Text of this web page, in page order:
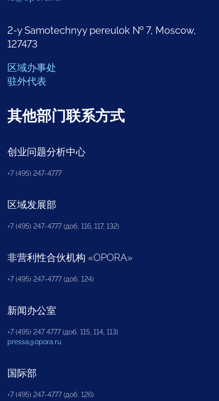
2-y Samotechnyy pereulok № 7, Moscow,
127473
区域办事处
驻外代表
其他部门联系方式
创业问题分析中心
+7 (495) 247-4777
区域发展部
+7 (495) 247-4777 (доб. 116, 117, 132)
非营利性合伙机构 «OPORA»
+7 (495) 247-4777 (доб. 124)
新闻办公室
+7 (495) 247 4777 (доб. 115, 114, 113)
pressa@opora.ru
国际部
+7 (495) 247-4777 (доб. 126)